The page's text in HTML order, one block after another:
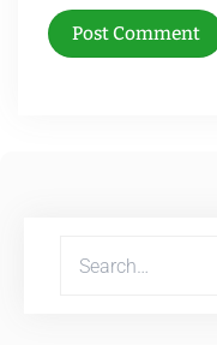
Post Comment